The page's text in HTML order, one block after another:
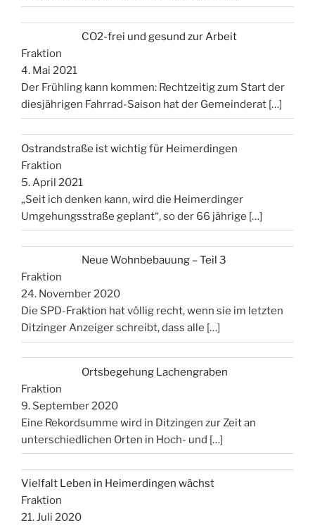
CO2-frei und gesund zur Arbeit
Fraktion
4. Mai 2021
Der Frühling kann kommen: Rechtzeitig zum Start der
diesjährigen Fahrrad-Saison hat der Gemeinderat […]
Ostrandstraße ist wichtig für Heimerdingen
Fraktion
5. April 2021
„Seit ich denken kann, wird die Heimerdinger
Umgehungsstraße geplant“, so der 66 jährige […]
Neue Wohnbebauung – Teil 3
Fraktion
24. November 2020
Die SPD-Fraktion hat völlig recht, wenn sie im letzten
Ditzinger Anzeiger schreibt, dass alle […]
Ortsbegehung Lachengraben
Fraktion
9. September 2020
Eine Rekordsumme wird in Ditzingen zur Zeit an
unterschiedlichen Orten in Hoch- und […]
Vielfalt Leben in Heimerdingen wächst
Fraktion
21. Juli 2020